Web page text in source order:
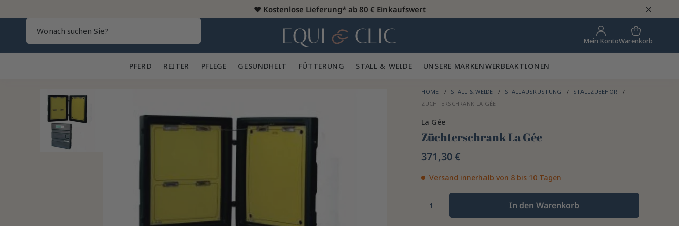
♥️ Kostenlose Lieferung* ab 80 € Einkaufswert ×
Heim Mein KontoWarenkorb
PFERD 🐎 REITER 👕 PFLEGE 🪮 GESUNDHEIT ✨ FÜTTERUNG 🥕 STALL & WEIDE 🍃 UNSERE MARKENWERBEAKTIONEN
HOME STALL & WEIDE STALLAUSRÜSTUNG
STALLZUBEHÖR
ZÜCHTERSCHRANK LA GÉE
La Gée
Züchterschrank La Gée
371,30 €
Versand innerhalb von 8 bis 10 Tagen
In den Warenkorb